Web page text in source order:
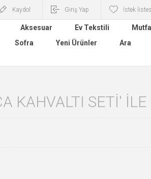
Kaydol Giriş Yap İstek
Aksesuar Ev Tekstili
Sofra Yeni Ürünler Ara
KAHVALTI SETI'